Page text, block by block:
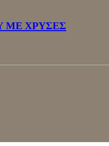
ΜΕ ΧΡΥΣΕΣ